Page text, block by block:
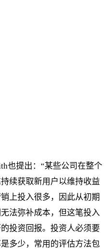
也提出：“某些公司在整个
续获取新用户以维持收益
上投入很多，因此从初期
法弥补成本，但这笔投入
投资回报。投资人必须要
多少，常用的评估方法包